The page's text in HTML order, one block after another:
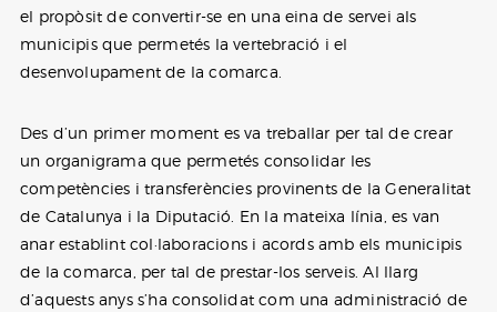
el propòsit de convertir-se en una eina de servei als
municipis que permetés la vertebració i el
desenvolupament de la comarca.
Des d’un primer moment es va treballar per tal de crear
un organigrama que permetés consolidar les
competències i transferències provinents de la Generalitat
de Catalunya i la Diputació. En la mateixa línia, es van
anar establint col·laboracions i acords amb els municipis
de la comarca, per tal de prestar-los serveis. Al llarg
d’aquests anys s’ha consolidat com una administració de